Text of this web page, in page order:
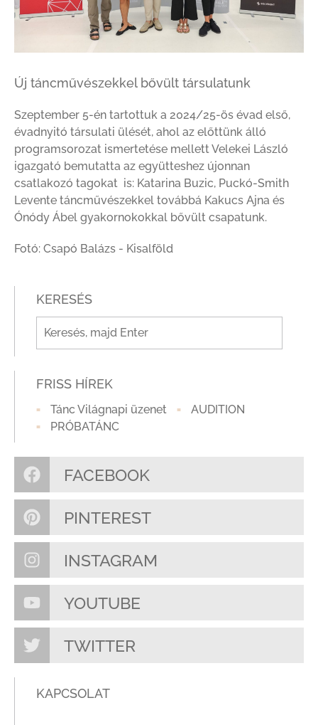
Új táncművészekkel bővült társulatunk
Szeptember 5-én tartottuk a 2024/25-ös évad első,
évadnyitó társulati ülését, ahol az előttünk álló
programsorozat ismertetése mellett Velekei László
igazgató bemutatta az együtteshez újonnan
csatlakozó tagokat is: Katarina Buzic, Puckó-Smith
Levente táncművészekkel továbbá Kakucs Ajna és
Ónódy Ábel gyakornokokkal bővült csapatunk.
Fotó: Csapó Balázs - Kisalföld
KERESÉS
FRISS HÍREK
Tánc Világnapi üzenet
AUDITION
PRÓBATÁNC
FACEBOOK
PINTEREST
INSTAGRAM
YOUTUBE
TWITTER
KAPCSOLAT